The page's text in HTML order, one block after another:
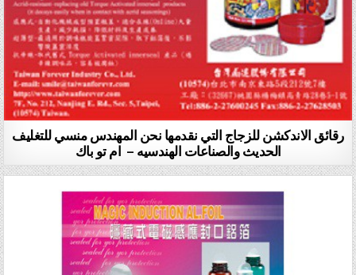
رقائق الاندكشن للزجاج التي نقدمها نحن المهندس منسي للتغليف
الحديث والصناعات الهندسيه – ام تو باك